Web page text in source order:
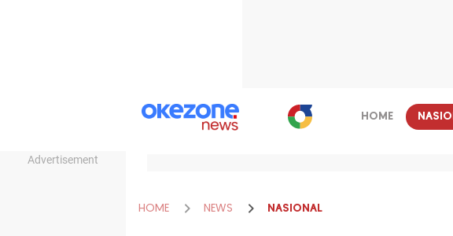
Advertisement
HOME
HOME NEWS NASIONAL